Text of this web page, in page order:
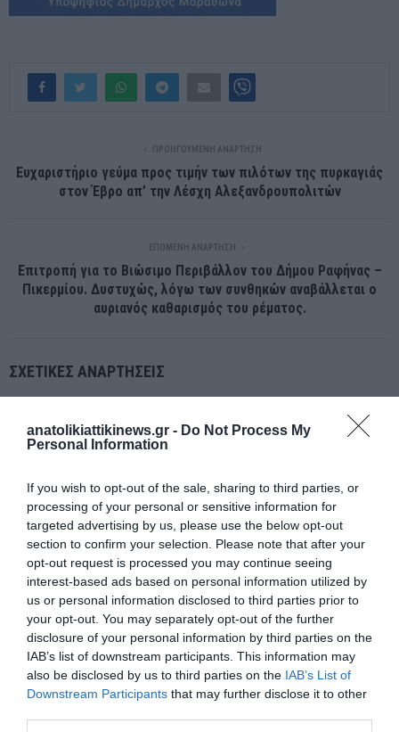
anatolikiattikinews.gr - Do Not Process My
Personal Information
If you wish to opt-out of the sale, sharing to third parties, or
processing of your personal or sensitive information for
targeted advertising by us, please use the below opt-out
section to confirm your selection. Please note that after your
opt-out request is processed you may continue seeing
interest-based ads based on personal information utilized by
us or personal information disclosed to third parties prior to
your opt-out. You may separately opt-out of the further
disclosure of your personal information by third parties on the
IAB’s list of downstream participants. This information may
also be disclosed by us to third parties on the IAB’s List of
Downstream Participants that may further disclose it to other
ΠΡΟΗΓΟΎΜΕΝΗ ΑΝΆΡΤΗΣΗ
Ευχαριστήριο γεύμα προς τιμήν των πιλότων της πυρκαγιάς
στον Έβρο απ’ την Λέσχη Αλεξανδρουπολιτών
ΕΠΌΜΕΝΗ ΑΝΆΡΤΗΣΗ
Επιτροπή για το Βιώσιμο Περιβάλλον του Δήμου Ραφήνας –
Πικερμίου. Δυστυχώς, λόγω των συνθηκών αναβάλλεται ο
αυριανός καθαρισμός του ρέματος.
ΣΧΕΤΙΚΈΣ ΑΝΑΡΤΉΣΕΙΣ
ΤΟΥΡΚΙΑ: ΔΕΚΑΔΕΣ ΧΙΛΙΑΔΕΣ ΣΤΟΥΣ ΔΡΟΜΟΥΣ ΤΗΣ ΑΓΚΥΡΑΣ ΣΤΟ
ΠΛΕΥΡΟ ΤΟΥ ΕΚΔΙΩΧΘΕΝΤΟΣ ΗΓΕΤΗ ΤΗΣ ΑΝΤΙΠΟΛΙΤΕΥΣΗΣ